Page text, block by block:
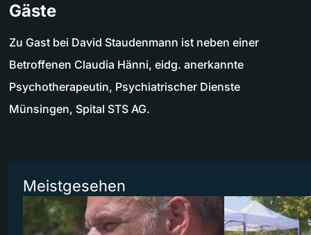
Gäste
Zu Gast bei David Staudenmann ist neben einer
Betroffenen Claudia Hänni, eidg. anerkannte
Psychotherapeutin, Psychiatrischer Dienste
Münsingen, Spital STS AG.
Meistgesehen